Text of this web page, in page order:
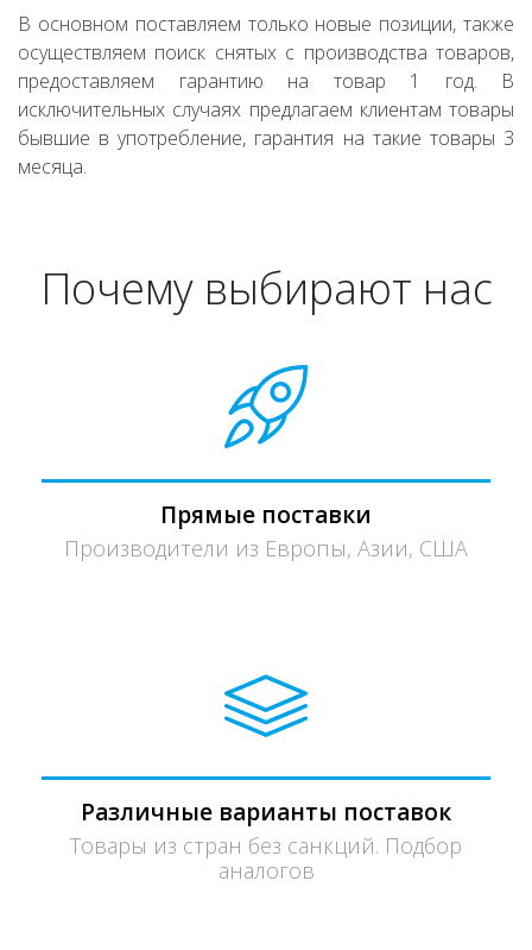
В основном поставляем только новые позиции, также
осуществляем поиск снятых с производства товаров,
предоставляем гарантию на товар 1 год. В
исключительных случаях предлагаем клиентам товары
бывшие в употребление, гарантия на такие товары 3
месяца.
Почему выбирают нас
Прямые поставки
Производители из Европы, Азии, США
Различные варианты поставок
Товары из стран без санкций. Подбор
аналогов